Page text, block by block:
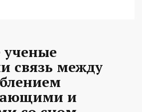
ученые
связь между
и